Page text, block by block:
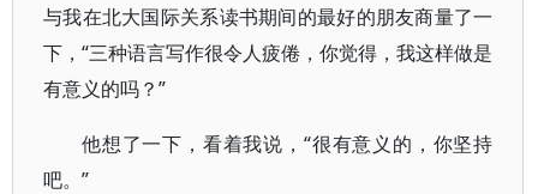
与我在北大国际关系读书期间的最好的朋友商量了一
下，“三种语言写作很令人疲倦，你觉得，我这样做是
有意义的吗？”
他想了一下，看着我说，“很有意义的，你坚持
吧。”